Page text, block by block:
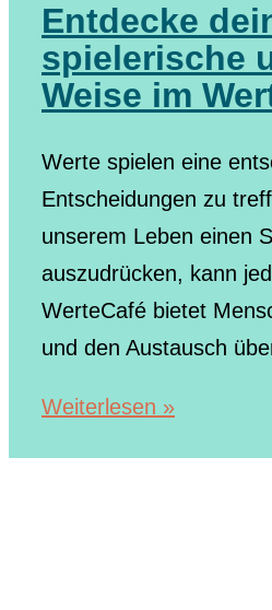
Entdecke
spielerische
Weise im
Werte spielen eine
Entscheidungen zu
unserem Leben einen
auszudrücken, kann
WerteCafé bietet
und den Austausch
Entdecke
Weiterlesen »